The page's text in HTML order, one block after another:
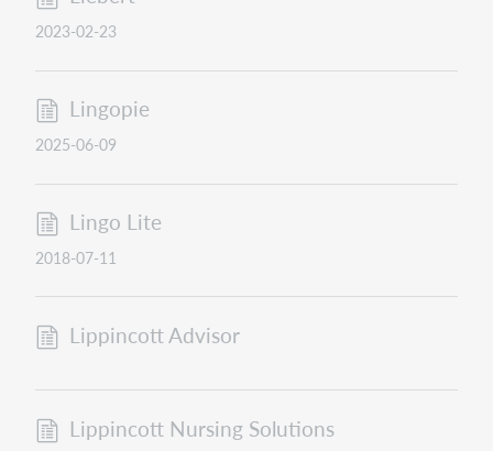
2023-02-23
Lingopie
2025-06-09
Lingo Lite
2018-07-11
Lippincott Advisor
Lippincott Nursing Solutions